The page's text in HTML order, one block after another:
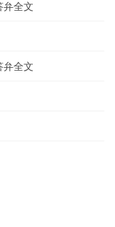
弁全文
弁全文